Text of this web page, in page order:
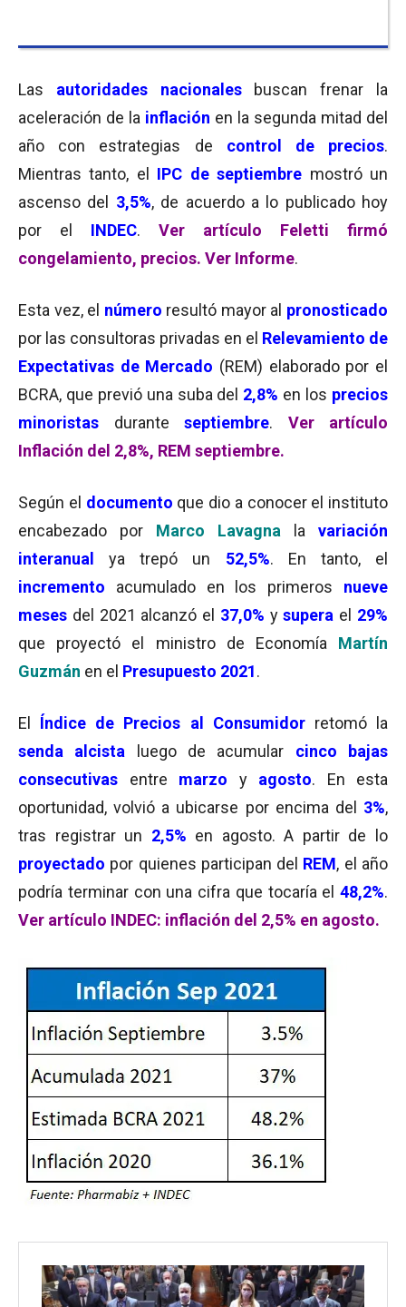
Las autoridades nacionalesbuscan frenar la
aceleración de la inflación en la segunda mitad del
año con estrategias de control de precios.
Mientras tanto, el IPC de septiembre mostró un
ascenso del 3,5%, de acuerdo a lo publicado hoy
por el INDEC. Ver artículo Feletti firmó
congelamiento, precios. Ver Informe.
Esta vez, el número resultó mayor al pronosticado
por las consultoras privadas en el Relevamiento de
Expectativas de Mercado (REM) elaborado por el
BCRA, que previó una suba del 2,8% en los precios
minoristas durante septiembre. Ver artículo
Inflación del 2,8%, REM septiembre.
Según el documento que dio a conocer el instituto
encabezado por Marco Lavagna la variación
interanual
ya trepó un 52,5%. En tanto, el
incremento acumulado en los primeros nueve
meses del 2021 alcanzó el 37,0% ysupera el 29%
que proyectó el ministro de Economía Martín
Guzmán en el Presupuesto 2021.
El Índice de Precios al Consumidorretomó la
senda alcista luego de acumular cinco bajas
consecutivas entre marzo y agosto. En esta
oportunidad, volvió a ubicarse por encima del 3%,
tras registrar un 2,5% en agosto. A partir de lo
proyectado por quienes participan del REM, el año
podría terminar con una cifra que tocaría el 48,2%.
Ver artículo INDEC: inflación del 2,5% en agosto.